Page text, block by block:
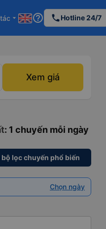
arrow_drop_down help_outline phoneHotline 24/7
Xem giá
: 1 chuyến mỗi ngày
bộ lọc chuyến phổ biến
Chọn ngày